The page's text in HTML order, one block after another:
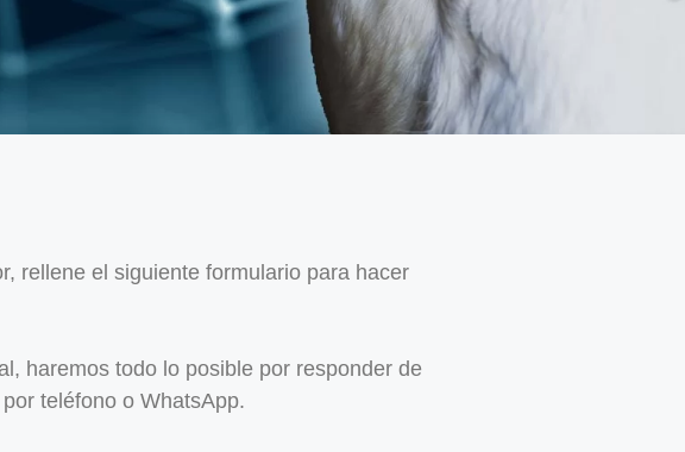
rellene el siguiente formulario para hacer
haremos todo lo posible por responder de
teléfono o WhatsApp.